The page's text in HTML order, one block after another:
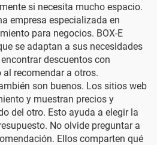
si necesita mucho espacio.
empresa especializada en
para negocios. BOX-E
se adaptan a sus necesidades
descuentos con
recomendar a otros.
son buenos. Los sitios web
y muestran precios y
del otro. Esto ayuda a elegir la
No olvide preguntar a
Ellos comparten qué